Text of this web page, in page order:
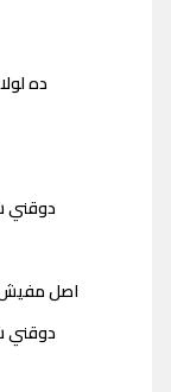
ده
دوقني
اصل مفيش
دوقني